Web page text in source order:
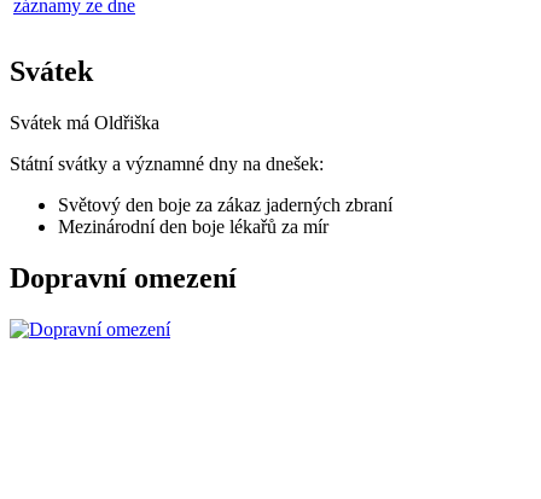
záznamy ze dne
Svátek
Svátek má Oldřiška
Státní svátky a významné dny na dnešek:
Světový den boje za zákaz jaderných zbraní
Mezinárodní den boje lékařů za mír
Dopravní omezení